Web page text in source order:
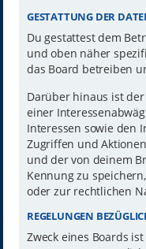
GESTATTUNG DER
Du gestattest dem
und oben näher
das Board betreiben
Darüber hinaus ist
einer
Interessen sowie den
Zugriffen und
und der von deinem
Kennung zu
oder zur rechtlichen
REGELUNGEN
Zweck eines Boards